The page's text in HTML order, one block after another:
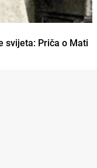
svijeta: Priča o Mati